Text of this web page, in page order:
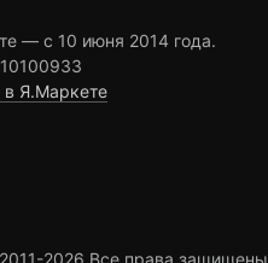
— c 10 июня 2014 года.
в Я.Маркете
2026 Все права защищены.